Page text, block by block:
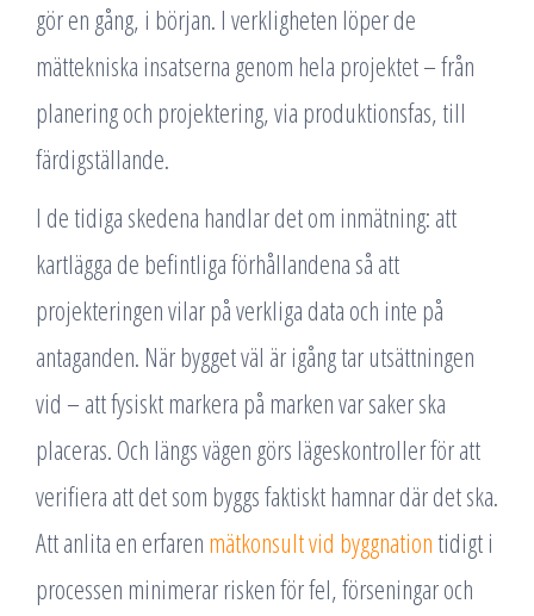
gör en gång, i början. I verkligheten löper de
mättekniska insatserna genom hela projektet – från
planering och projektering, via produktionsfas, till
färdigställande.
I de tidiga skedena handlar det om inmätning: att
kartlägga de befintliga förhållandena så att
projekteringen vilar på verkliga data och inte på
antaganden. När bygget väl är igång tar utsättningen
vid – att fysiskt markera på marken var saker ska
placeras. Och längs vägen görs lägeskontroller för att
verifiera att det som byggs faktiskt hamnar där det ska.
Att anlita en erfaren mätkonsult vid byggnation tidigt i
processen minimerar risken för fel, förseningar och